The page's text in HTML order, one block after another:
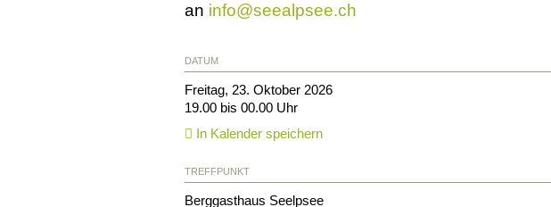
an info@seealpsee.ch
DATUM
Freitag, 23. Oktober 2026
19.00 bis 00.00 Uhr
In Kalender speichern
TREFFPUNKT
Berggasthaus Seelpsee